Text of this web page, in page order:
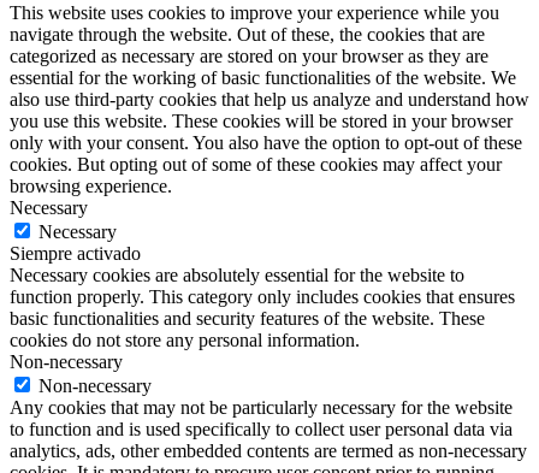
This website uses cookies to improve your experience while you
navigate through the website. Out of these, the cookies that are
categorized as necessary are stored on your browser as they are
essential for the working of basic functionalities of the website. We
also use third-party cookies that help us analyze and understand how
you use this website. These cookies will be stored in your browser
only with your consent. You also have the option to opt-out of these
cookies. But opting out of some of these cookies may affect your
browsing experience.
Necessary
Necessary
Siempre activado
Necessary cookies are absolutely essential for the website to
function properly. This category only includes cookies that ensures
basic functionalities and security features of the website. These
cookies do not store any personal information.
Non-necessary
Non-necessary
Any cookies that may not be particularly necessary for the website
to function and is used specifically to collect user personal data via
analytics, ads, other embedded contents are termed as non-necessary